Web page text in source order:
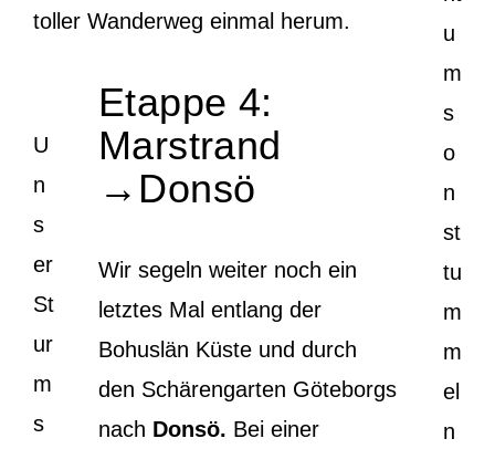
u
m
s
o
n
st
tu
m
m
el
n
toller Wanderweg einmal herum.
U
n
s
er
St
ur
m
s
Etappe 4:
Marstrand
→Donsö
Wir segeln weiter noch ein
letztes Mal entlang der
Bohuslän Küste und durch
den Schärengarten Göteborgs
nach Donsö. Bei einer